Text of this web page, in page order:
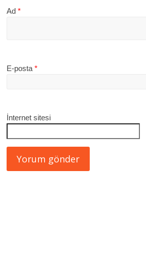
Ad*
E-posta*
İnternet sitesi